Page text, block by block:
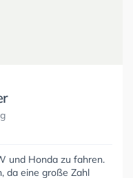
und Honda zu fahren.
da eine große Zahl